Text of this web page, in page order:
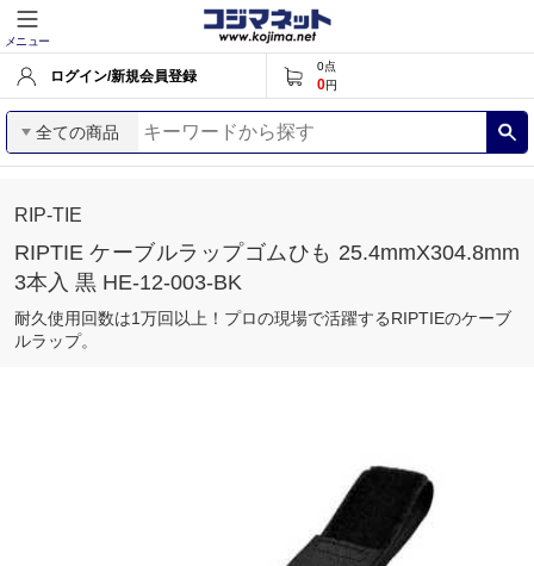
メニュー
ログイン/新規会員登録
0点
0円
全ての商品
RIP-TIE
RIPTIE ケーブルラップゴムひも 25.4mmX304.8mm
3本入 黒 HE-12-003-BK
耐久使用回数は1万回以上！プロの現場で活躍するRIPTIEのケーブ
ルラップ。